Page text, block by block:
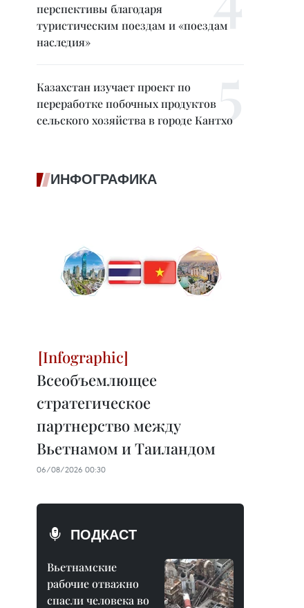
перспективы благодаря
туристическим поездам и «поездам
наследия»
Казахстан изучает проект по
переработке побочных продуктов
сельского хозяйства в городе Кантхо
ИНФОГРАФИКА
Всеобъемлющее
стратегическое
партнерство между
Вьетнамом и Таиландом
06/08/2026 00:30
ПОДКАСТ
Вьетнамские
рабочие отважно
спасли человека во